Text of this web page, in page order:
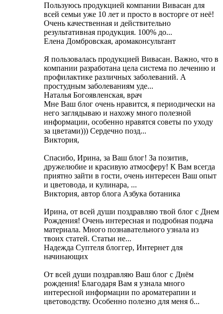
Пользуюсь продукцией компании Вивасан для
всей семьи уже 10 лет и просто в восторге от неё!
Очень качественная и действительно
результативная продукция. 100% до...
Елена Домбровская, аромаконсультант
Я пользовалась продукцией Вивасан. Важно, что в
компании разработана цела система по лечению и
профилактике различных заболеваний. А
простудным заболеваниям уде...
Наталья Богоявленская, врач
Мне Ваш блог очень нравится, я периодически на
него заглядываю и нахожу много полезной
информации, особенно нравятся советы по уходу
за цветами))) Cердечно позд...
Виктория,
Cпасибо, Ирина, за Ваш блог! За позитив,
дружелюбие и красивую атмосферу! К Вам всегда
приятно зайти в гости, очень интересен Ваш опыт
и цветовода, и кулинара, ...
Виктория, автор блога Азбука ботаника
Ирина, от всей души поздравляю твой блог с Днем
Рождения! Очень интересная и подробная подача
материала. Много познавательного узнала из
твоих статей. Статьи не...
Надежда Суптеля блоггер, Интернет для
начинающих
От всей души поздравляю Ваш блог с Днём
рождения! Благодаря Вам я узнала много
интересной информации по ароматерапии и
цветоводству. Особенно полезно для меня б...